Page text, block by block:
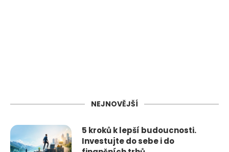
NEJNOVĚJŠÍ
5 kroků k lepší budoucnosti.
Investujte do sebe i do